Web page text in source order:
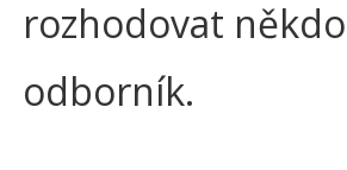
rozhodovat
odborník.